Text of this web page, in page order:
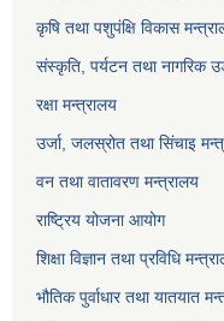
कृषि तथा पशुपंक्षि विकास
संस्कृति, पर्यटन तथा नागरिक
रक्षा मन्त्रालय
उर्जा, जलस्रोत तथा सिंचाइ
वन तथा वातावरण मन्त्रालय
राष्ट्रिय योजना आयोग
शिक्षा विज्ञान तथा प्रविधि
भौतिक पुर्वाधार तथा यातयात